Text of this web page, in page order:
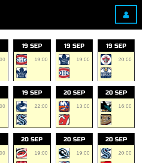
19 SEP
19:00
19 SEP
19:00
19 SEP
20:00
19 SEP
22:00
20 SEP
13:00
20 SEP
16:00
20 SEP
19:00
20 SEP
19:00
20 SEP
20:00